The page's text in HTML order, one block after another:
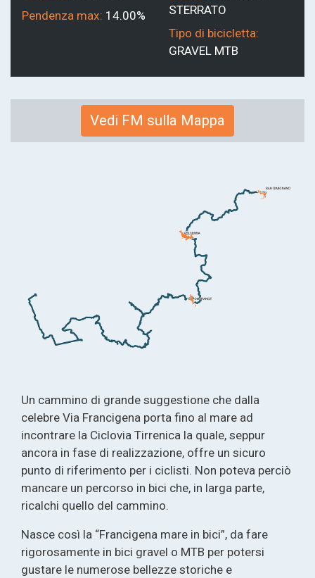
Pendenza max: 14.00%
STERRATO
Tipo di bicicletta:
GRAVEL MTB
Vedi FM sulla Mappa
Un cammino di grande suggestione che dalla
celebre Via Francigena porta fino al mare ad
incontrare la Ciclovia Tirrenica la quale, seppur
ancora in fase di realizzazione, offre un sicuro
punto di riferimento per i ciclisti. Non poteva perciò
mancare un percorso in bici che, in larga parte,
ricalchi quello del cammino.
Nasce così la “Francigena mare in bici”, da fare
rigorosamente in bici gravel o MTB per potersi
gustare le numerose bellezze storiche e